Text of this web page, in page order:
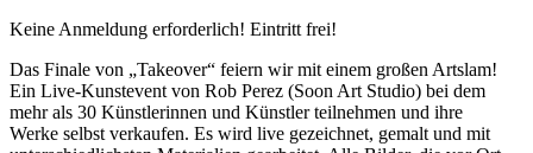
Keine Anmeldung erforderlich! Eintritt frei!
Das Finale von „Takeover“ feiern wir mit einem großen Artslam!
Ein Live-Kunstevent von Rob Perez (Soon Art Studio) bei dem
mehr als 30 Künstlerinnen und Künstler teilnehmen und ihre
Werke selbst verkaufen. Es wird live gezeichnet, gemalt und mit